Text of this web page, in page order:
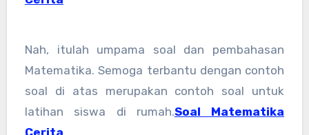
Nah, itulah umpama soal dan pembahasan
Matematika. Semoga terbantu dengan contoh
soal di atas merupakan contoh soal untuk
latihan siswa di rumah.Soal Matematika